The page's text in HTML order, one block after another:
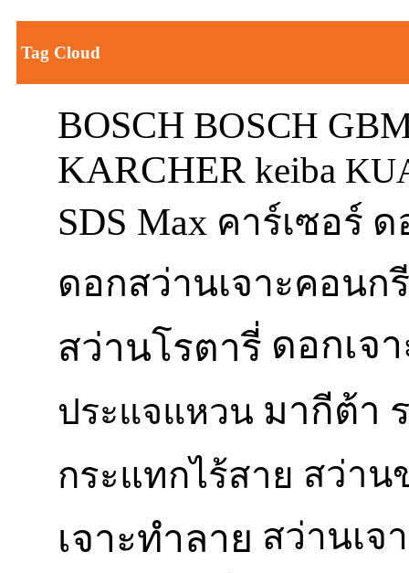
Tag Cloud
BOSCH BOSCH
KARCHER keiba
SDS Max คาร์เซอร์ ด
ดอกสว่านเจาะคอนก
สว่านโรตารี่ ดอกเจ
ประแจแหวน มากีต้า
กระแทกไร้สาย สว่าน
เจาะทำลาย สว่านเจ